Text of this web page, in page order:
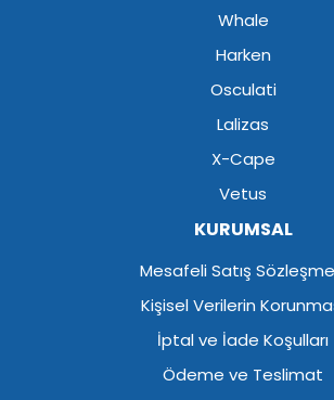
Whale
Harken
Osculati
Lalizas
X-Cape
Vetus
KURUMSAL
Mesafeli Satış
Kişisel Verilerin
İptal ve İade Koşulları
Ödeme ve Teslimat